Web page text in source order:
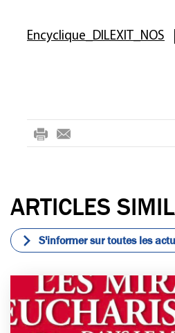
Encyclique_DILEXIT_NOS
ARTICLES
S'informer sur toutes les